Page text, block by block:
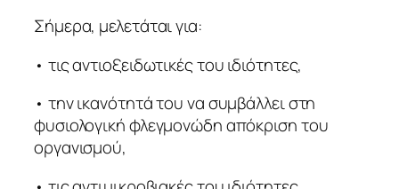
Σήμερα, μελετάται για:
• τις αντιοξειδωτικές του ιδιότητες,
• την ικανότητά του να συμβάλλει στη
φυσιολογική φλεγμονώδη απόκριση του
οργανισμού,